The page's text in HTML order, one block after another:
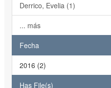
Derrico, Evelia (1)
... más
Fecha
2016 (2)
Has File(s)